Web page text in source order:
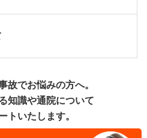
故でお悩みの方へ。
知識や通院について
トいたします。